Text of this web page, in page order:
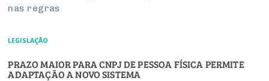
nas regras
LEGISLAÇÃO
PRAZO MAIOR PARA CNPJ DE PESSOA FÍSICA PERMITE
ADAPTAÇÃO A NOVO SISTEMA